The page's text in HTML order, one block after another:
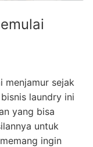
menjamur sejak
laundry ini
yang bisa
untuk
ingin